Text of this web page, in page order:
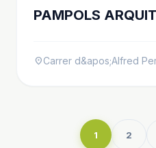
PAMPOLS
location_onCarrer d&apos;Alfred
1 2